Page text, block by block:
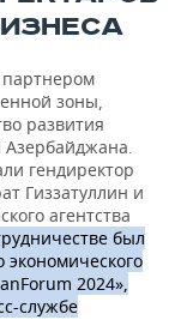
партнером
зоны,
развития
гендиректор
Гиззатуллин и
агентства
был
2024»,
службе